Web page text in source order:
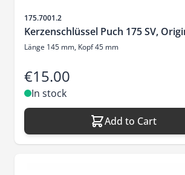
Sku
175.7001.2
Kerzenschlüssel Puch 175 SV,
Länge 145 mm, Kopf 45 mm
€15.00
In stock
Add to Cart